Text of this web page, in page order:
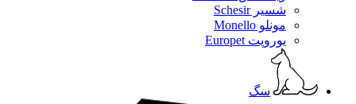
شسیر Schesir
مونلو Monello
یوروپت Europet
سگ